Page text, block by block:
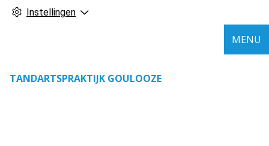
Instellingen
TANDARTSPRAKTIJK GOULOOZE
MENU